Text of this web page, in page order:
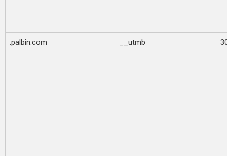
.palbin.com __utmb